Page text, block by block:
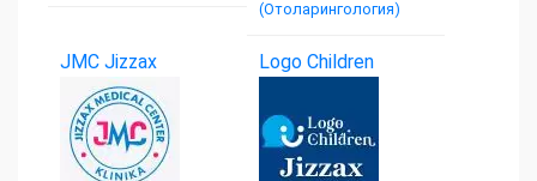
(Отоларингология)
JMC Jizzax
Medical...
Logo Children